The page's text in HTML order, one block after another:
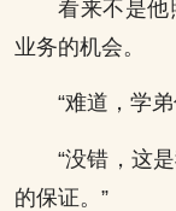
看来不是他
业务的机会。
“难道，学
“没错，这
的保证。”